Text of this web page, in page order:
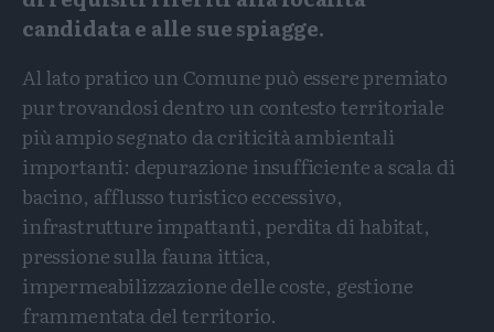
candidata e alle sue spiagge.
Al lato pratico un Comune può essere premiato
pur trovandosi dentro un contesto territoriale
più ampio segnato da criticità ambientali
importanti: depurazione insufficiente a scala di
bacino, afflusso turistico eccessivo,
infrastrutture impattanti, perdita di habitat,
pressione sulla fauna ittica,
impermeabilizzazione delle coste, gestione
frammentata del territorio.